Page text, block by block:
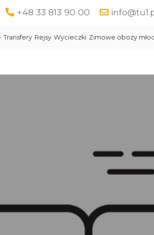
+48 33 813 90 00
Transfery Rejsy Wycieczki Zimowe obozy